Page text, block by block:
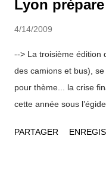
Lyon
4/14/2009
--> La troisième édition
des camions et bus),
pour thème... la crise
cette année sous
acteurs du secteur de
PARTAGER